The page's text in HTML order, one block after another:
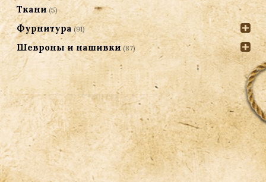
Ткани (5)
Фурнитура (91)
Шевроны и нашивки (87)